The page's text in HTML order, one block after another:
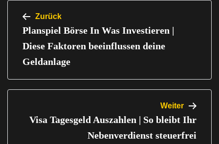
Beitragsnavigation
Zurück
Planspiel Börse In Was Investieren |
Diese Faktoren beeinflussen deine
Geldanlage
Weiter
Visa Tagesgeld Auszahlen | So bleibt Ihr
Nebenverdienst steuerfrei